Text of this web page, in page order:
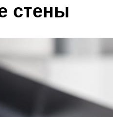
стены